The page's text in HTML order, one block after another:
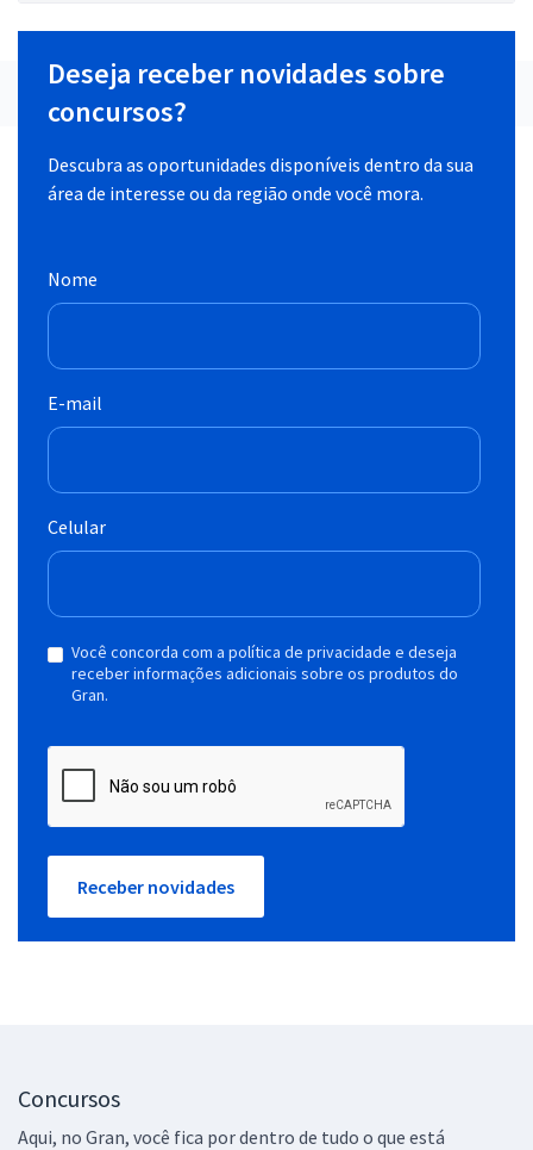
Deseja receber novidades sobre
concursos?
Descubra as oportunidades disponíveis dentro da sua
área de interesse ou da região onde você mora.
Nome
E-mail
Celular
Você concorda com a política de privacidade e deseja
receber informações adicionais sobre os produtos do
Gran.
Receber novidades
Concursos
Aqui, no Gran, você fica por dentro de tudo o que está